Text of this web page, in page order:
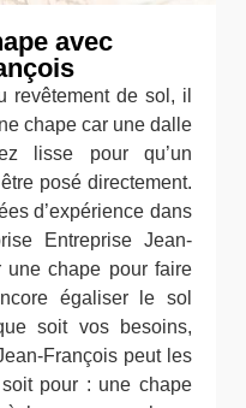
avec
revêtement de sol, il
chape car une dalle
lisse pour qu’un
posé directement.
d’expérience dans
Entreprise Jean-
une chape pour faire
égaliser le sol
soit vos besoins,
François peut les
pour : une chape